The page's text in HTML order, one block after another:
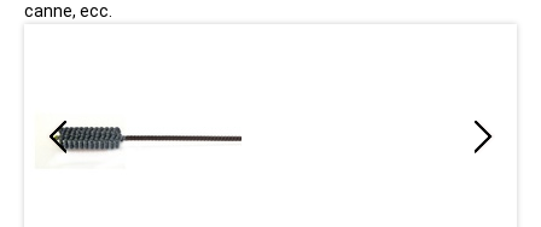
canne, ecc.